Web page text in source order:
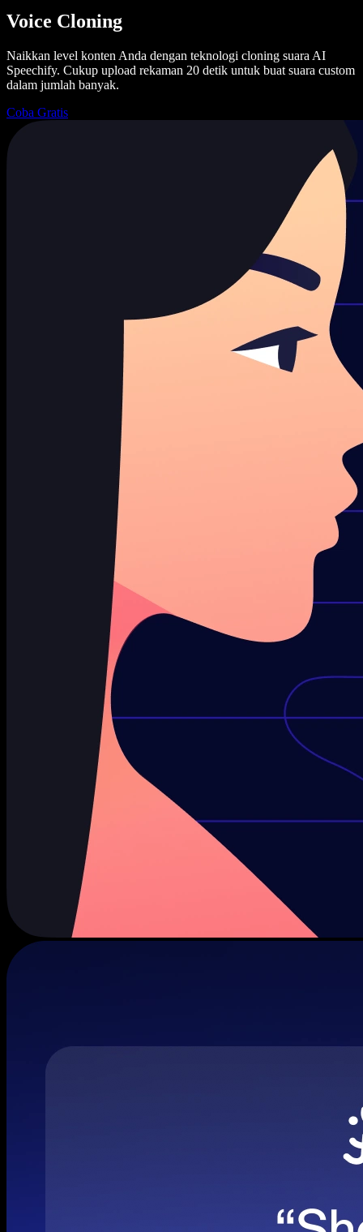
Voice Cloning
Naikkan level konten Anda dengan teknologi cloning suara AI
Speechify. Cukup upload rekaman 20 detik untuk buat suara custom
dalam jumlah banyak.
Coba Gratis